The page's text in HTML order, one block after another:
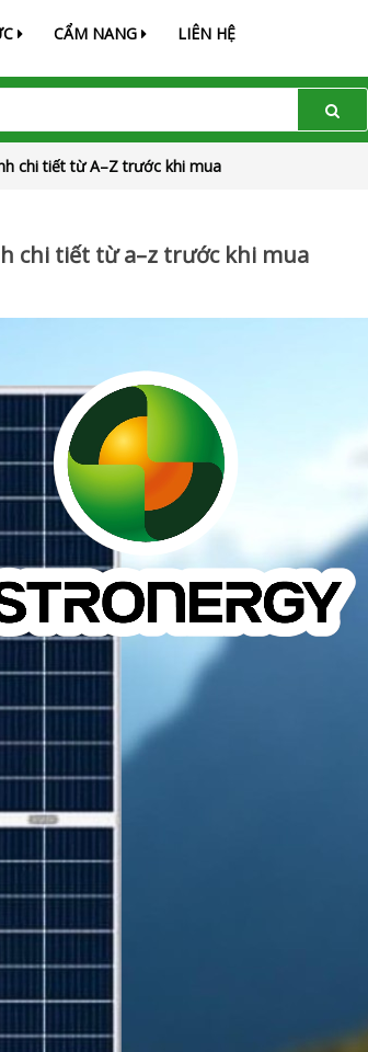
CẨM NANG LIÊN HỆ
chi tiết từ A–Z trước khi mua
chi tiết từ a–z trước khi mua